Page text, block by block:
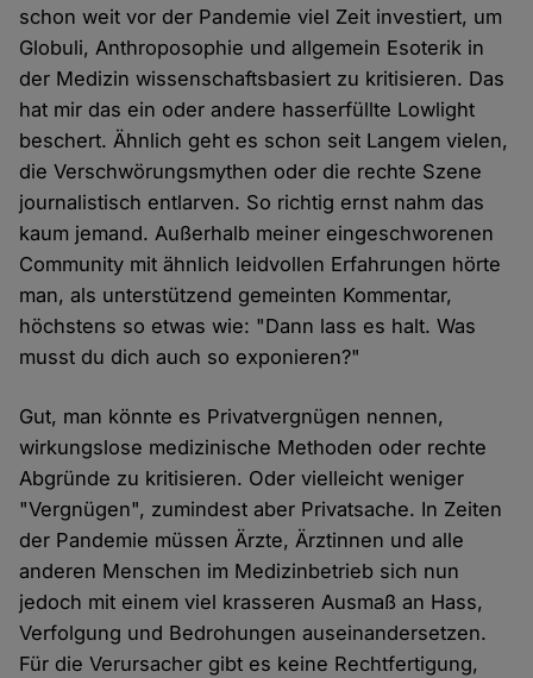
schon weit vor der Pandemie viel Zeit investiert, um
Globuli, Anthroposophie und allgemein Esoterik in
der Medizin wissenschaftsbasiert zu kritisieren. Das
hat mir das ein oder andere hasserfüllte Lowlight
beschert. Ähnlich geht es schon seit Langem vielen,
die Verschwörungsmythen oder die rechte Szene
journalistisch entlarven. So richtig ernst nahm das
kaum jemand. Außerhalb meiner eingeschworenen
Community mit ähnlich leidvollen Erfahrungen hörte
man, als unterstützend gemeinten Kommentar,
höchstens so etwas wie: "Dann lass es halt. Was
musst du dich auch so exponieren?"
Gut, man könnte es Privatvergnügen nennen,
wirkungslose medizinische Methoden oder rechte
Abgründe zu kritisieren. Oder vielleicht weniger
"Vergnügen", zumindest aber Privatsache. In Zeiten
der Pandemie müssen Ärzte, Ärztinnen und alle
anderen Menschen im Medizinbetrieb sich nun
jedoch mit einem viel krasseren Ausmaß an Hass,
Verfolgung und Bedrohungen auseinandersetzen.
Für die Verursacher gibt es keine Rechtfertigung,